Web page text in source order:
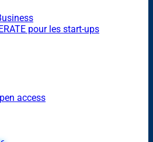
pour les start-ups
access